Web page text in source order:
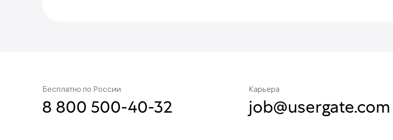
Бесплатно по России
8 800 500-40-32
Карьера
job@usergate.com